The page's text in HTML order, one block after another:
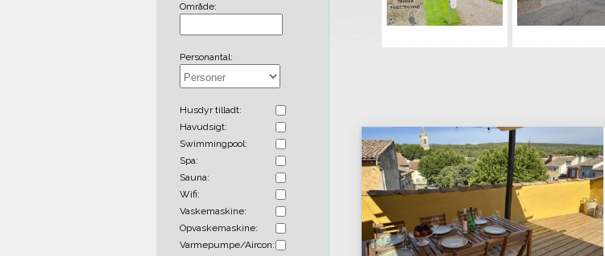
Område:
Personantal:
Husdyr tilladt:
Havudsigt:
Swimmingpool:
Spa:
Sauna:
Wifi:
Vaskemaskine:
Opvaskemaskine:
Varmepumpe/Aircon: